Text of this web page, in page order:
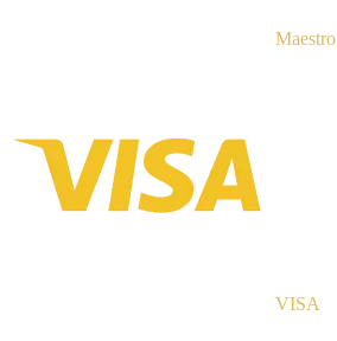
Maestro
VISA